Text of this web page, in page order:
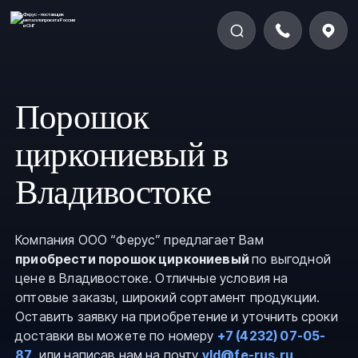
Порошок
циркониевый в
Владивостоке
Компания ООО “Ферус” предлагает Вам
приобрести порошок циркониевыйпо выгодной
цене в Владивостоке. Отличные условия на
оптовые заказы, широкий сортамент продукции.
Оставить заявку на приобретение и уточнить сроки
доставки вы можете по номеру +7 (4232) 07-05-